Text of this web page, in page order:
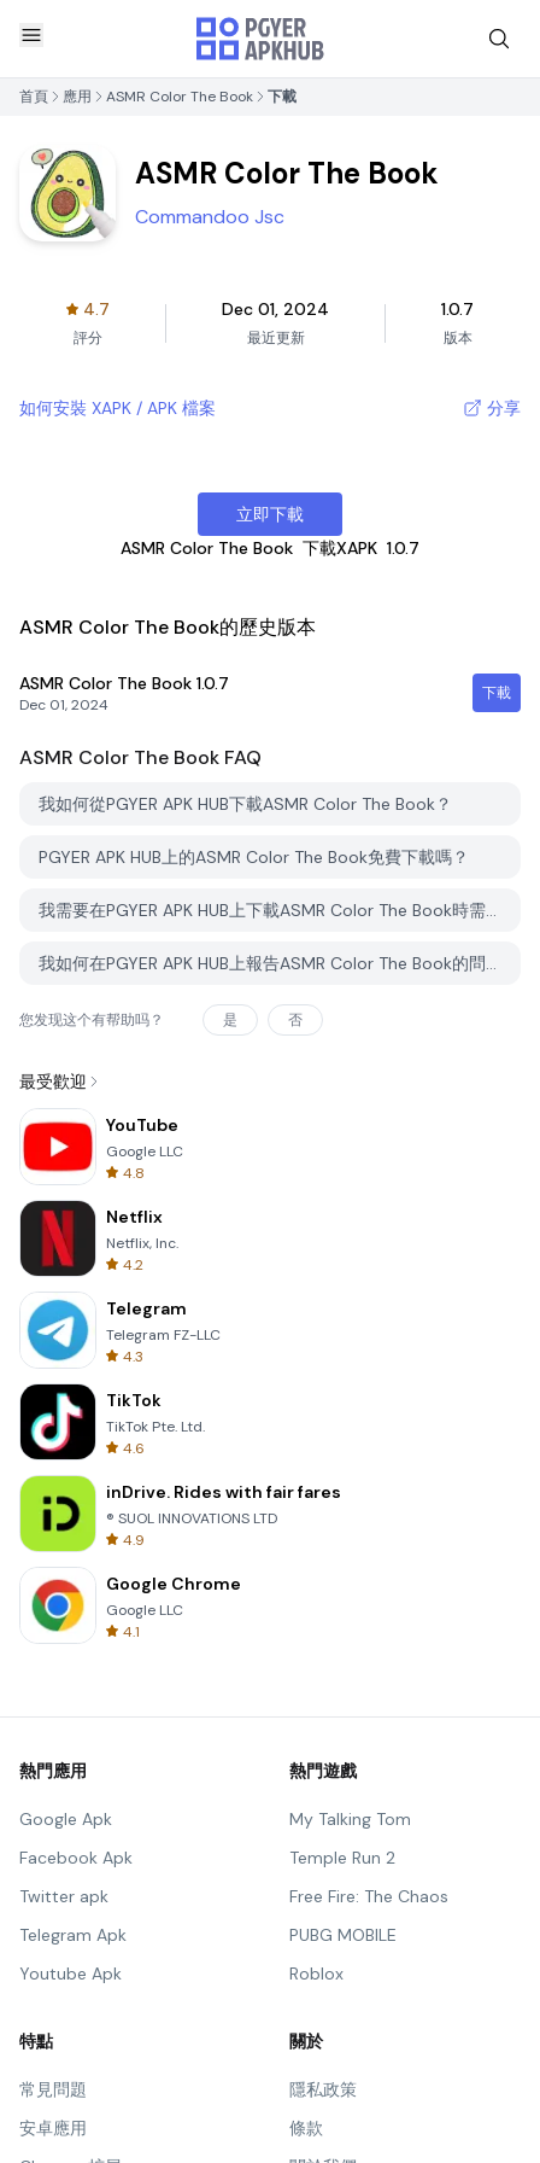
首頁 應用 ASMR Color The Book 下載
ASMR Color The Book
Commandoo Jsc
4.7
評分
Dec 01, 2024
最近更新
1.0.7
版本
如何安裝 XAPK / APK 檔案 分享
立即下載
ASMR Color The Book 下載XAPK 1.0.7
ASMR Color The Book的歷史版本
ASMR Color The Book 1.0.7
Dec 01, 2024
下載
ASMR Color The Book FAQ
我如何從PGYER APK HUB下載ASMR Color The Book？
PGYER APK HUB上的ASMR Color The Book免費下載嗎？
我需要在PGYER APK HUB上下載ASMR Color The Book時需要帳戶嗎？
我如何在PGYER APK HUB上報告ASMR Color The Book的問題？
您发现这个有帮助吗？ 是 否
最受歡迎
YouTube
Google LLC
4.8
Netflix
Netflix, Inc.
4.2
Telegram
Telegram FZ-LLC
4.3
TikTok
TikTok Pte. Ltd.
4.6
inDrive. Rides with fair fares
® SUOL INNOVATIONS LTD
4.9
Google Chrome
Google LLC
4.1
熱門應用
Google Apk
Facebook Apk
Twitter apk
Telegram Apk
Youtube Apk
熱門遊戲
My Talking Tom
Temple Run 2
Free Fire: The Chaos
PUBG MOBILE
Roblox
特點
常見問題
安卓應用
關於
隱私政策
條款